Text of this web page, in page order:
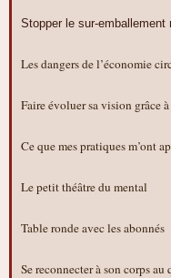
Stopper le sur-emballement
Les dangers de l’économie
Faire évoluer sa vision grâce
Ce que mes pratiques m’ont
Le petit théâtre du mental
Table ronde avec les abonnés
Se reconnecter à son corps